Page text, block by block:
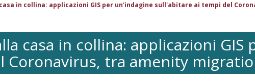
in collina: applicazioni GIS per un'indagine sull'abitare ai tempi del
casa in collina: applicazioni
Coronavirus, tra amenity